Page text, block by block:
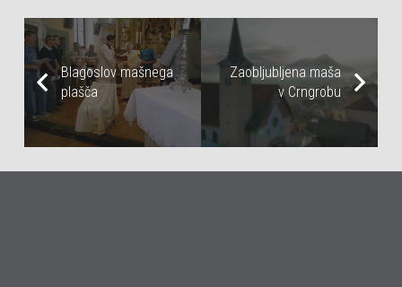
Blagoslov mašnega
plašča
Zaobljubljena maša
v Crngrobu